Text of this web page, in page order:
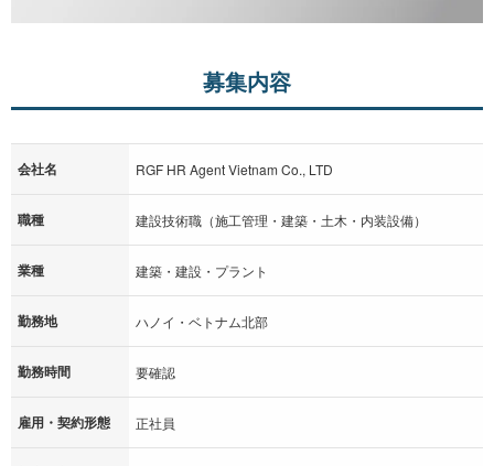
募集内容
会社名 RGF HR Agent Vietnam Co., LTD
職種 建設技術職（施工管理・建築・土木・内装設備）
業種 建築・建設・プラント
勤務地 ハノイ・ベトナム北部
勤務時間 要確認
雇用・契約形態 正社員